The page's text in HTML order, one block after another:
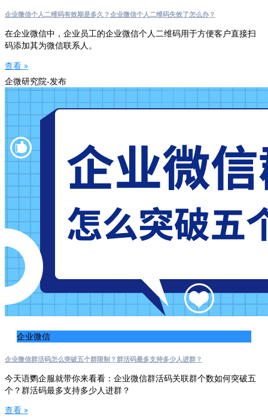
企业微信个人二维码有效期是多久？企业微信个人二维码失效了怎么办？
在企业微信中，企业员工的企业微信个人二维码用于方便客户直接扫
码添加其为微信联系人。
查看 »
企微研究院-发布
企业微信
企业微信群活码怎么突破五个群限制？群活码最多支持多少人进群？
今天语鹦企服就带你来看看：企业微信群活码关联群个数如何突破五
个？群活码最多支持多少人进群？
查看 »